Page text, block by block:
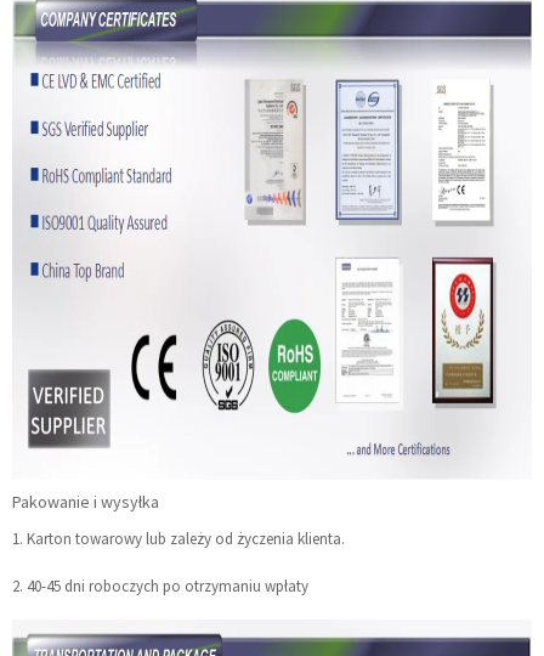
Pakowanie i wysyłka
1. Karton towarowy lub zależy od życzenia klienta.
2. 40-45 dni roboczych po otrzymaniu wpłaty